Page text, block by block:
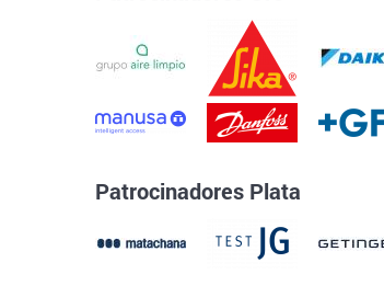
Patrocinadores Plata